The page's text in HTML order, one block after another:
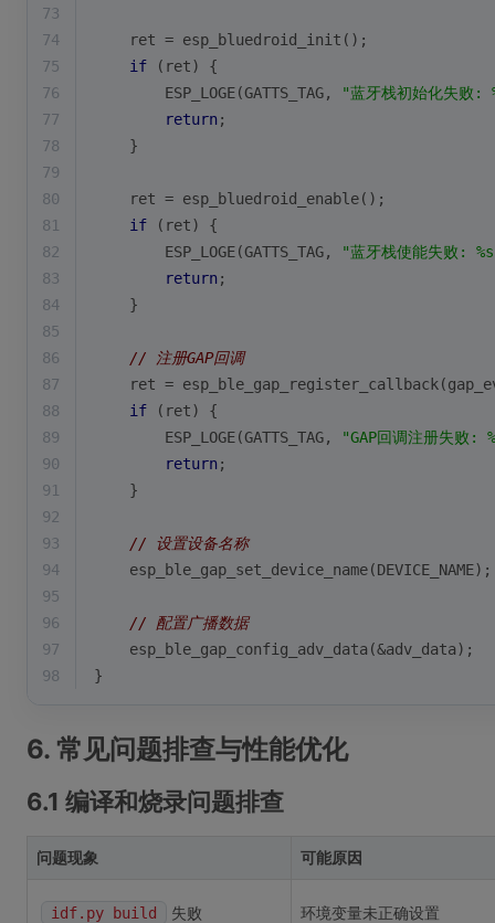
73
74
    ret = esp_bluedroid_init();
75
if (ret) {
76
        ESP_LOGE(GATTS_TAG,
"蓝牙栈初始化失败:
77
return ;
78
    }
79
80
    ret = esp_bluedroid_enable();
81
if (ret) {
82
        ESP_LOGE(GATTS_TAG,
"蓝牙栈使能失败:
83
return ;
84
    }
85
86
// 注册GAP回调
87
ret =
88
if (ret) {
89
        ESP_LOGE(GATTS_TAG,
"GAP回调注册失败:
90
return ;
91
    }
92
93
// 设置设备名称
94
    esp_ble_gap_set_device_name(DEVICE_NAME);
95
96
// 配置广播数据
97
    esp_ble_gap_config_adv_data(&adv_data);
98
}
6. 常见问题排查与性能优化
6.1 编译和烧录问题排查
问题现象 可能原因
idf.py build 失败 环境变量未正确设置